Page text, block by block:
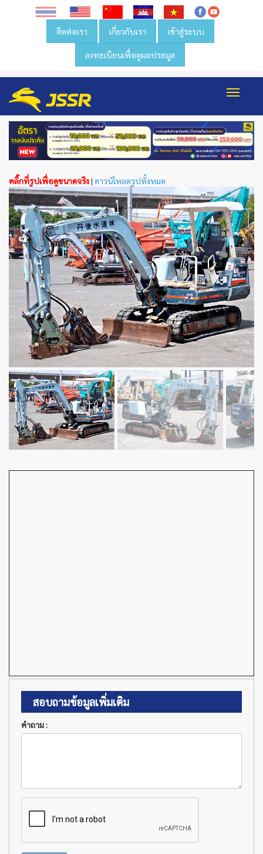
ติดต่อเรา เกี่ยวกับเรา เข้าสู่ระบบ
ลงทะเบียนเพื่อดูผลประมูล
คลิ๊กที่รูปเพื่อดูขนาดจริง| ดาวน์โหลดรูปทั้งหมด
สอบถามข้อมูลเพิ่มเติม
คำถาม :